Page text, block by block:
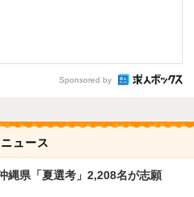
Sponsored by
ュース
縄県「夏選考」2,208名が志願